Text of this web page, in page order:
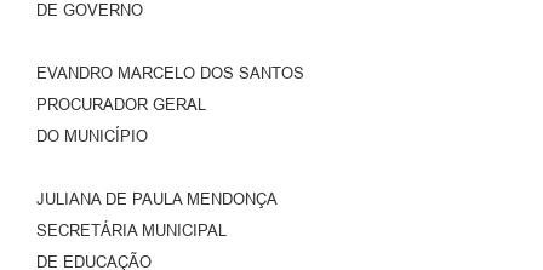
DE GOVERNO
EVANDRO MARCELO DOS SANTOS
PROCURADOR GERAL
DO MUNICÍPIO
JULIANA DE PAULA MENDONÇA
SECRETÁRIA MUNICIPAL
DE EDUCAÇÃO